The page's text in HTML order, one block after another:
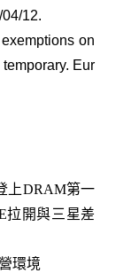
12.
on
Eur
上DRAM第一
拉開與三星差
環境